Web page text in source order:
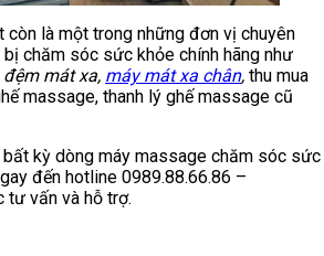
còn là một trong những đơn vị chuyên
chăm sóc sức khỏe chính hãng như
mát xa, máy mát xa chân, thu mua
massage, thanh lý ghế massage cũ
bất kỳ dòng máy massage chăm sóc sức
đến hotline 0989.88.66.86 –
vấn và hỗ trợ.